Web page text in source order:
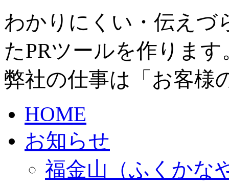
わかりにくい・伝えづ
たPRツールを作ります
弊社の仕事は「お客様
HOME
お知らせ
福金山（ふくかな